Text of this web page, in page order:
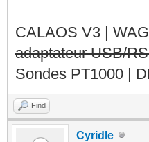
CALAOS V3 |
adaptateur USB/
Sondes PT1000 |
Find
Cyridle